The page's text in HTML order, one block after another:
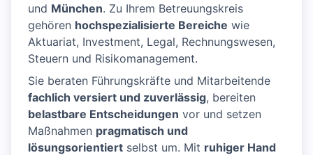
und München. Zu Ihrem Betreuungskreis
gehören hochspezialisierte Bereiche wie
Aktuariat, Investment, Legal, Rechnungswesen,
Steuern und Risikomanagement.
Sie beraten Führungskräfte und Mitarbeitende
fachlich versiert und zuverlässig, bereiten
belastbare Entscheidungen vor und setzen
Maßnahmen pragmatisch und
lösungsorientiert selbst um. Mit ruhiger Hand